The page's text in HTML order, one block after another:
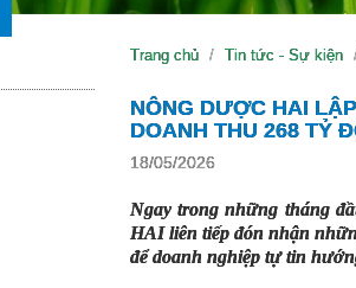
Trang chủ Tin tức - Sự kiện
NÔNG DƯỢC HAI
DOANH THU 268 TỶ
18/05/2026
Ngay trong những tháng
HAI liên tiếp đón nhận
để doanh nghiệp tự tin